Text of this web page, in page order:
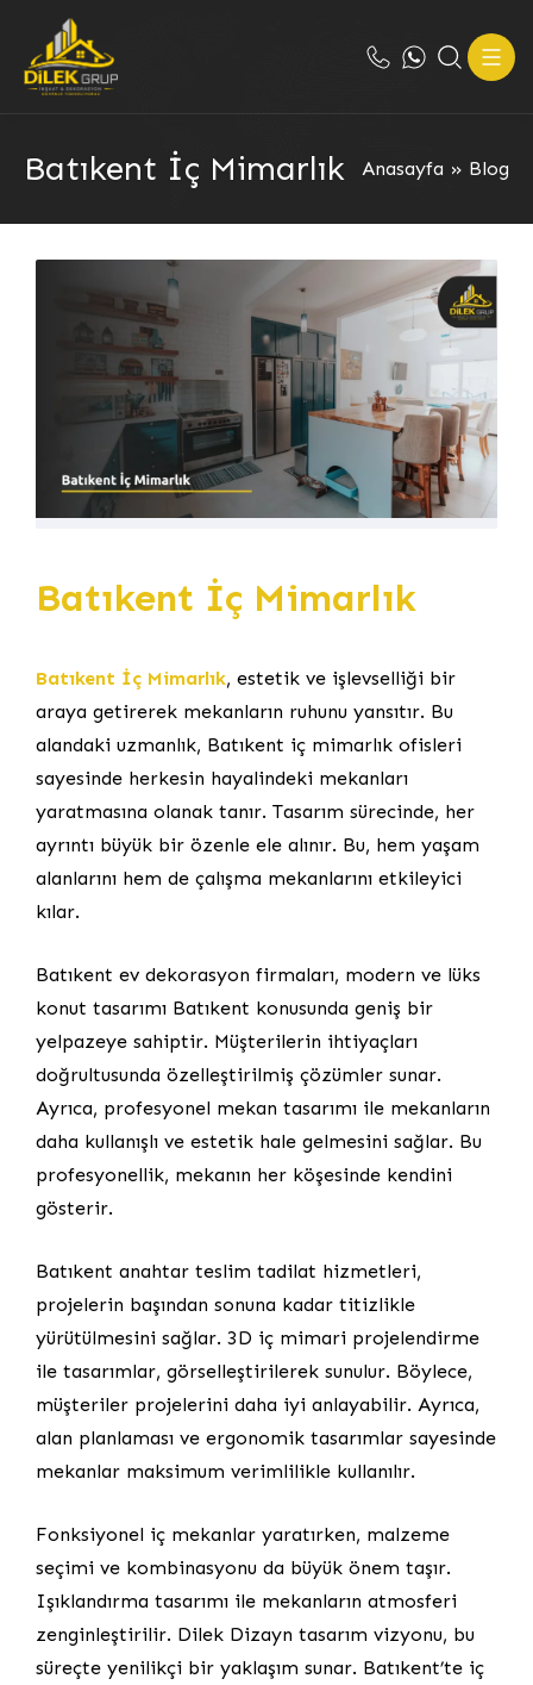
Batıkent İç Mimarlık Anasayfa » Blog
Batıkent İç Mimarlık
Batıkent İç Mimarlık, estetik ve işlevselliği bir
araya getirerek mekanların ruhunu yansıtır. Bu
alandaki uzmanlık, Batıkent iç mimarlık ofisleri
sayesinde herkesin hayalindeki mekanları
yaratmasına olanak tanır. Tasarım sürecinde, her
ayrıntı büyük bir özenle ele alınır. Bu, hem yaşam
alanlarını hem de çalışma mekanlarını etkileyici
kılar.
Batıkent ev dekorasyon firmaları, modern ve lüks
konut tasarımı Batıkent konusunda geniş bir
yelpazeye sahiptir. Müşterilerin ihtiyaçları
doğrultusunda özelleştirilmiş çözümler sunar.
Ayrıca, profesyonel mekan tasarımı ile mekanların
daha kullanışlı ve estetik hale gelmesini sağlar. Bu
profesyonellik, mekanın her köşesinde kendini
gösterir.
Batıkent anahtar teslim tadilat hizmetleri,
projelerin başından sonuna kadar titizlikle
yürütülmesini sağlar. 3D iç mimari projelendirme
ile tasarımlar, görselleştirilerek sunulur. Böylece,
müşteriler projelerini daha iyi anlayabilir. Ayrıca,
alan planlaması ve ergonomik tasarımlar sayesinde
mekanlar maksimum verimlilikle kullanılır.
Fonksiyonel iç mekanlar yaratırken, malzeme
seçimi ve kombinasyonu da büyük önem taşır.
Işıklandırma tasarımı ile mekanların atmosferi
zenginleştirilir. Dilek Dizayn tasarım vizyonu, bu
süreçte yenilikçi bir yaklaşım sunar. Batıkent’te iç